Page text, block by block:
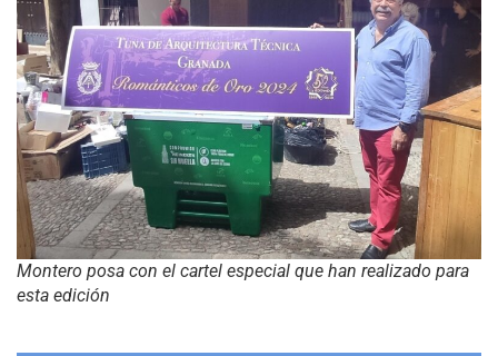
Montero posa con el cartel especial que han realizado para
esta edición